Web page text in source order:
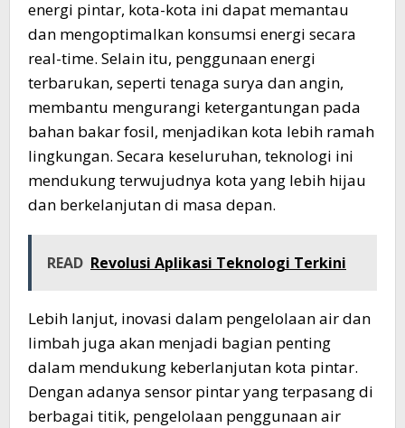
energi pintar, kota-kota ini dapat memantau
dan mengoptimalkan konsumsi energi secara
real-time. Selain itu, penggunaan energi
terbarukan, seperti tenaga surya dan angin,
membantu mengurangi ketergantungan pada
bahan bakar fosil, menjadikan kota lebih ramah
lingkungan. Secara keseluruhan, teknologi ini
mendukung terwujudnya kota yang lebih hijau
dan berkelanjutan di masa depan.
READ Revolusi Aplikasi Teknologi Terkini
Lebih lanjut, inovasi dalam pengelolaan air dan
limbah juga akan menjadi bagian penting
dalam mendukung keberlanjutan kota pintar.
Dengan adanya sensor pintar yang terpasang di
berbagai titik, pengelolaan penggunaan air